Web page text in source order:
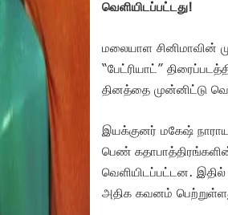
வெளியிடப்பட்டது!
மலையாள சினிமாவின்
“பேட்ரியாட்”
தினத்தை முன்னிட்டு
இயக்குனர் மகேஷ்
பெண்
வெளியிடப்பட்டன.
அதிக கவனம்